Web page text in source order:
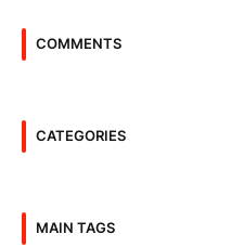
COMMENTS
CATEGORIES
MAIN TAGS